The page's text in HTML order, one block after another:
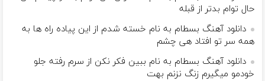
حال توام بدتر از قبله
دانلود آهنگ بسطام به نام خسته شدم از این پیاده راه ها به
همه سر تو افتاد هی چشم
دانلود آهنگ بسطام به نام ببین فکر نکن از سرم رفته جلو
خودمو میگیرم زنگ نزنم بهت